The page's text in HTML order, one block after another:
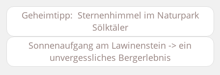
Geheimtipp: Sternenhimmel im Naturpark
Sölktäler
Sonnenaufgang am Lawinenstein -> ein
unvergessliches Bergerlebnis